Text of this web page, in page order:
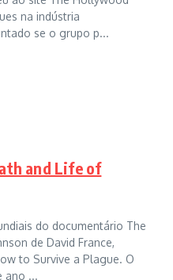
na indústria
se o grupo p...
and Life of
do documentário The
de David France,
to Survive a Plague. O
ano ...